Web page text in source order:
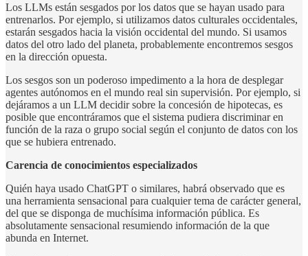
Los LLMs están sesgados por los datos que se hayan usado para
entrenarlos. Por ejemplo, si utilizamos datos culturales occidentales,
estarán sesgados hacia la visión occidental del mundo. Si usamos
datos del otro lado del planeta, probablemente encontremos sesgos
en la dirección opuesta.
Los sesgos son un poderoso impedimento a la hora de desplegar
agentes autónomos en el mundo real sin supervisión. Por ejemplo, si
dejáramos a un LLM decidir sobre la concesión de hipotecas, es
posible que encontráramos que el sistema pudiera discriminar en
función de la raza o grupo social según el conjunto de datos con los
que se hubiera entrenado.
Carencia de conocimientos especializados
Quién haya usado ChatGPT o similares, habrá observado que es
una herramienta sensacional para cualquier tema de carácter general,
del que se disponga de muchísima información pública. Es
absolutamente sensacional resumiendo información de la que
abunda en Internet.